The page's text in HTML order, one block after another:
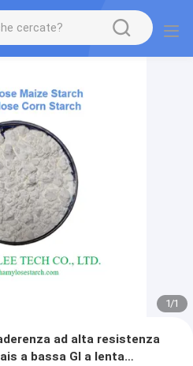
1/1
ad alta resistenza
a bassa GI a lenta